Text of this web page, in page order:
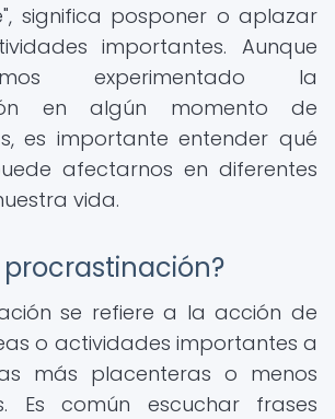
significa posponer o aplazar
importantes. Aunque
experimentado la
en algún momento de
es importante entender qué
afectarnos en diferentes
vida.
procrastinación?
se refiere a la acción de
o actividades importantes a
más placenteras o menos
Es común escuchar frases